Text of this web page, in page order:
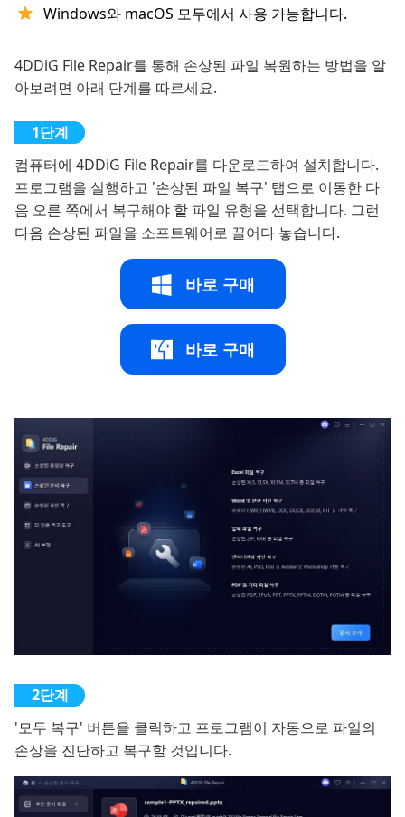
Windows와 macOS 모두에서 사용 가능합니다.
4DDiG File Repair를 통해 손상된 파일 복원하는 방법을 알
아보려면 아래 단계를 따르세요.
컴퓨터에 4DDiG File Repair를 다운로드하여 설치합니다.
프로그램을 실행하고 '손상된 파일 복구' 탭으로 이동한 다
음 오른 쪽에서 복구해야 할 파일 유형을 선택합니다. 그런
다음 손상된 파일을 소프트웨어로 끌어다 놓습니다.
바로 구매
바로 구매
'모두 복구' 버튼을 클릭하고 프로그램이 자동으로 파일의
손상을 진단하고 복구할 것입니다.